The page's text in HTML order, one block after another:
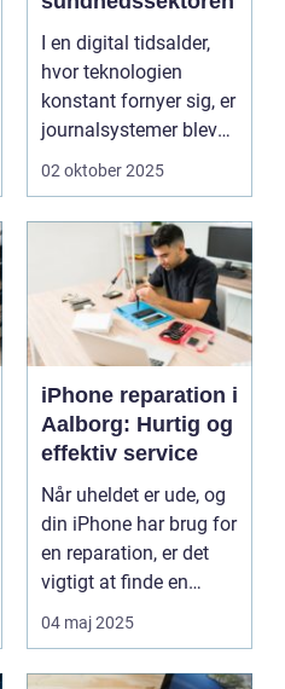
I en digital tidsalder,
hvor teknologien
konstant fornyer sig, er
journalsystemer blevet
en hj&oslas...
02 oktober 2025
iPhone reparation i
Aalborg: Hurtig og
effektiv service
Når uheldet er ude, og
din iPhone har brug for
en reparation, er det
vigtigt at finde en
p&ari...
04 maj 2025